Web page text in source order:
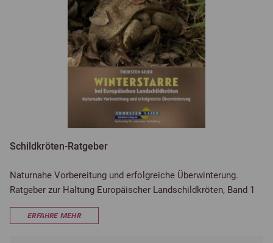
Schildkröten-Ratgeber
Naturnahe Vorbereitung und erfolgreiche Überwinterung.
Ratgeber zur Haltung Europäischer Landschildkröten, Band 1
ERFAHRE MEHR